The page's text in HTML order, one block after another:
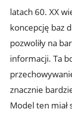
latach⁤ 60. ‍XX
koncepcję baz
pozwoliły na
informacji. Ta
znacznie
Model⁤ ten miał